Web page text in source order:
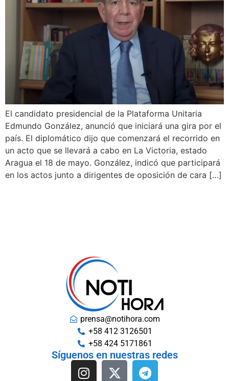
El candidato presidencial de la Plataforma Unitaria
Edmundo González, anunció que iniciará una gira por el
país. El diplomático dijo que comenzará el recorrido en
un acto que se llevará a cabo en La Victoria, estado
Aragua el 18 de mayo. González, indicó que participará
en los actos junto a dirigentes de oposición de cara […]
prensa@notihora.com
+58 412 3126501
+58 424 5171861
Síguenos en nuestras redes